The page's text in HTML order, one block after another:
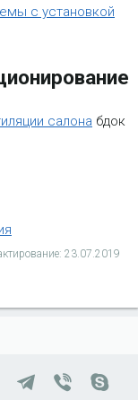
с установкой
салона бдок
23.07.2019
Telegram
Viber